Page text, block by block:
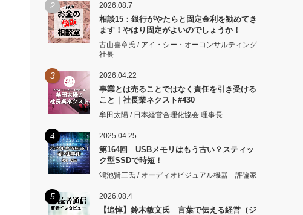
2 2026.08.7
相談15：銀行がやたらと固定金利を勧めてき
ます！やはり固定がよいのでしょうか！
古山喜章氏 / アイ・シー・オーコンサルティング
社長
3 2026.04.22
事業とは売ることではなく責任を引き受ける
こと｜社長業ネクスト#430
牟田太陽 / 日本経営合理化協会 理事長
4 2025.04.25
第164回 USBメモリはもう古い？スティッ
ク型SSDで時短！
鴻池賢三氏 / オーディオビジュアル機器 評論家
5 2026.08.4
【追悼】鈴木敏文氏 言葉で伝える経営（ジ